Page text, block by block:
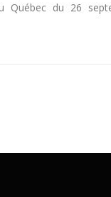
Québec du 26